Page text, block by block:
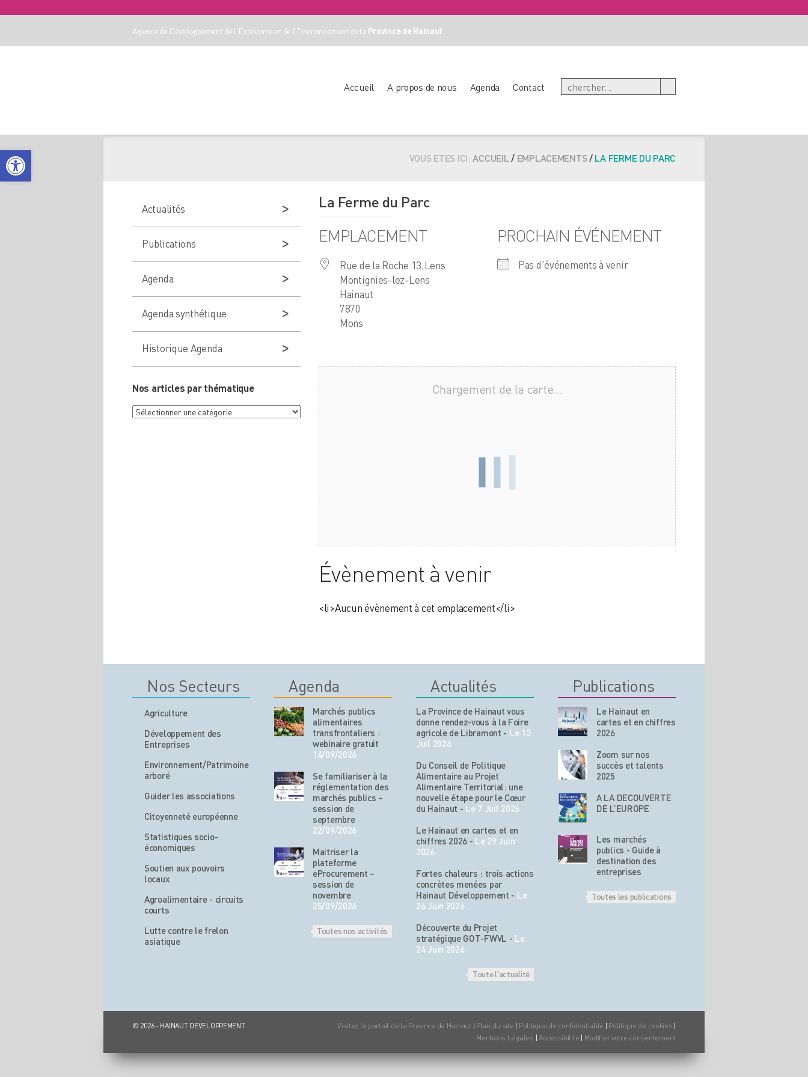
Agence de Développement de l'Economie et de l'Environnement de la Province de Hainaut
Accueil A propos de nous Agenda Contact
VOUS ETES ICI: ACCUEIL/ EMPLACEMENTS/LA FERME DU PARC
La Ferme du Parc
EMPLACEMENT
Rue de la Roche 13,Lens
Montignies-lez-Lens
Hainaut
7870
Mons
PROCHAIN ÉVÉNEMENT
Pas d'événements à venir
Chargement de la carte…
Évènement à venir
<li>Aucun évènement à cet emplacement</li>
Actualités
Publications
Agenda
Agenda synthétique
Historique Agenda
Nos articles par thématique
Nos
articles
Nos Secteurs
Agriculture
Développement des
Entreprises
Environnement/Patrimoine
arboré
Guider les associations
Citoyenneté européenne
Statistiques socio-
économiques
Soutien aux pouvoirs
locaux
Agroalimentaire - circuits
courts
Lutte contre le frelon
asiatique
Agenda
Marchés publics
alimentaires
transfrontaliers :
webinaire gratuit
14/09/2026
Se familiariser à la
réglementation des
marchés publics –
session de
septembre
22/09/2026
Maitriser la
plateforme
eProcurement –
session de
novembre
25/09/2026
Toutes nos activités
Actualités
La Province de Hainaut vous
donne rendez-vous à la Foire
agricole de Libramont - Le 13
Juil 2026
Du Conseil de Politique
Alimentaire au Projet
Alimentaire Territorial: une
nouvelle étape pour le Cœur
du Hainaut - Le 7 Juil 2026
Le Hainaut en cartes et en
chiffres 2026 - Le 29 Juin
2026
Fortes chaleurs : trois actions
concrètes menées par
Hainaut Développement - Le
26 Juin 2026
Découverte du Projet
stratégique GOT-FWVL - Le
24 Juin 2026
Toute l'actualité
Publications
Le Hainaut en
cartes et en chiffres
2026
Zoom sur nos
succès et talents
2025
A LA DECOUVERTE
DE L’EUROPE
Les marchés
publics - Guide à
destination des
entreprises
Toutes les publications
© 2026 - HAINAUT DEVELOPPEMENT Visitez le portail de la Province de Hainaut | Plan du site | Politique de confidentialité | Politique de cookies |
Mentions Légales | Accessibilité | Modifier votre consentement
Ouvrir la barre d’outils